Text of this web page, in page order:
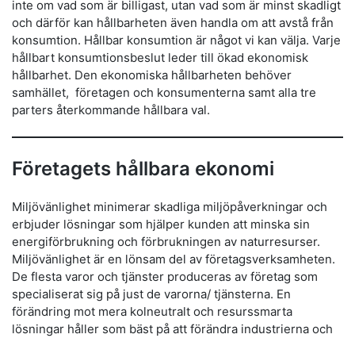
inte om vad som är billigast, utan vad som är minst skadligt
och därför kan hållbarheten även handla om att avstå från
konsumtion. Hållbar konsumtion är något vi kan välja. Varje
hållbart konsumtionsbeslut leder till ökad ekonomisk
hållbarhet. Den ekonomiska hållbarheten behöver
samhället, företagen och konsumenterna samt alla tre
parters återkommande hållbara val.
Företagets hållbara ekonomi
Miljövänlighet minimerar skadliga miljöpåverkningar och
erbjuder lösningar som hjälper kunden att minska sin
energiförbrukning och förbrukningen av naturresurser.
Miljövänlighet är en lönsam del av företagsverksamheten.
De flesta varor och tjänster produceras av företag som
specialiserat sig på just de varorna/ tjänsterna. En
förändring mot mera kolneutralt och resurssmarta
lösningar håller som bäst på att förändra industrierna och